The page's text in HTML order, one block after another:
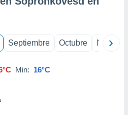
Septiembre Octubre
Min: 16°C